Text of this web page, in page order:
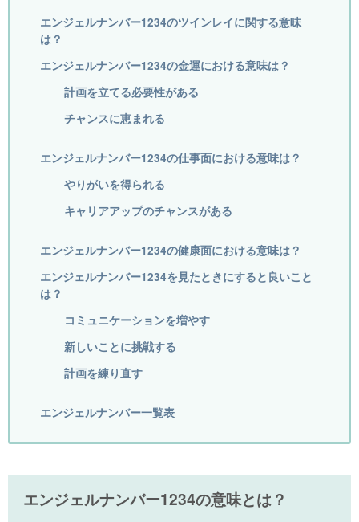
エンジェルナンバー1234のツインレイに関する意味
は？
エンジェルナンバー1234の金運における意味は？
計画を立てる必要性がある
チャンスに恵まれる
エンジェルナンバー1234の仕事面における意味は？
やりがいを得られる
キャリアアップのチャンスがある
エンジェルナンバー1234の健康面における意味は？
エンジェルナンバー1234を見たときにすると良いこと
は？
コミュニケーションを増やす
新しいことに挑戦する
計画を練り直す
エンジェルナンバー一覧表
エンジェルナンバー1234の意味とは？